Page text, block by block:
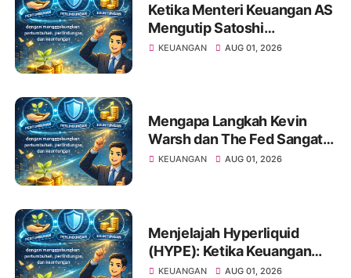
Ketika Menteri Keuangan AS
Mengutip Satoshi
Nakamoto: Apa Artinya bagi
KEUANGAN AUG 01, 2026
Mengapa Langkah Kevin
Warsh dan The Fed Sangat
Penting Bagi Portofolio
KEUANGAN AUG 01, 2026
Menjelajah Hyperliquid
(HYPE): Ketika Keuangan
Tradisional Berkelindan
KEUANGAN AUG 01, 2026